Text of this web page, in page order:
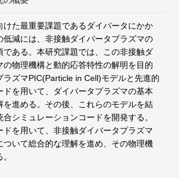
けた最重要課題であるダイバータにかか
低減には、非接触ダイバータプラズマの
である。本研究課題では、この非接触ダ
の物理機構と動的応答特性の解明を目的
ラズマPIC(Particle in Cell)モデルと先進的
ドを用いて、ダイバータプラズマの基本
を進める。その後、これらのモデルを結
シミュレーションコードを開発する。
ドを用いて、非接触ダイバータプラズマ
ついて総合的な理解を進め、その物理機